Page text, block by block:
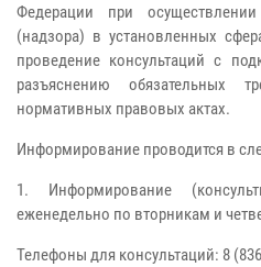
Федерации при осуществлении
(надзора) в установленных
проведение консультаций с
разъяснению обязательных
нормативных правовых актах.
Информирование проводится в
1. Информирование
еженедельно по вторникам и
Телефоны для консультаций: 8